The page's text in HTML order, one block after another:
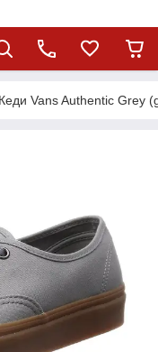
Кеди Vans Authentic Grey